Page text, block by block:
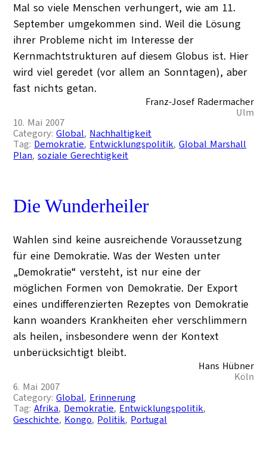
Mal so viele Menschen verhungert, wie am 11.
September umgekommen sind. Weil die Lösung
ihrer Probleme nicht im Interesse der
Kernmachtstrukturen auf diesem Globus ist. Hier
wird viel geredet (vor allem an Sonntagen), aber
fast nichts getan.
Franz-Josef Radermacher
Ulm
10. Mai 2007
Category:Global, Nachhaltigkeit
Tag: Demokratie, Entwicklungspolitik, Global Marshall
Plan, soziale Gerechtigkeit
Die Wunderheiler
Wahlen sind keine ausreichende Voraussetzung
für eine Demokratie. Was der Westen unter
„Demokratie“ versteht, ist nur eine der
möglichen Formen von Demokratie. Der Export
eines undifferenzierten Rezeptes von Demokratie
kann woanders Krankheiten eher verschlimmern
als heilen, insbesondere wenn der Kontext
unberücksichtigt bleibt.
Hans Hübner
Köln
6. Mai 2007
Category:Global, Erinnerung
Tag:Afrika, Demokratie, Entwicklungspolitik
Geschichte, Kongo, Politik, Portugal